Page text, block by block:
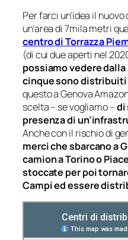
Per farci un’idea il
un’area di 7mila metri
centro di Torrazza
(di cui due aperti nel
possiamo vedere
cinque sono distribuiti
questo a Genova
scelta – se vogliamo –di
presenza di
Anche con il rischio di
merci che sbarcano a
camion a Torino o
stoccate per poi
Campi ed essere